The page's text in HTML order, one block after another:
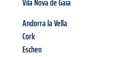
Andorra la Vella
Cork
Eschen